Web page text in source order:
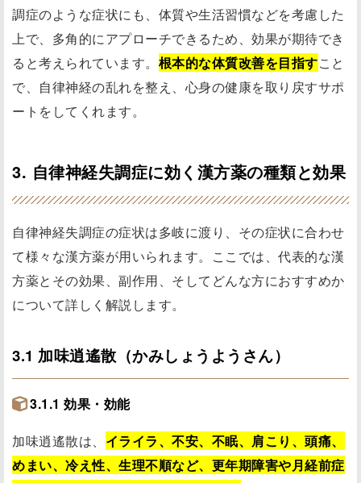
調症のような症状にも、体質や生活習慣などを考慮した
上で、多角的にアプローチできるため、効果が期待でき
ると考えられています。 根本的な体質改善を目指すこと
で、自律神経の乱れを整え、心身の健康を取り戻すサポ
ートをしてくれます。
3. 自律神経失調症に効く漢方薬の種類と効果
自律神経失調症の症状は多岐に渡り、その症状に合わせ
て様々な漢方薬が用いられます。ここでは、代表的な漢
方薬とその効果、副作用、そしてどんな方におすすめか
について詳しく解説します。
3.1 加味逍遙散（かみしょうようさん）
3.1.1 効果・効能
加味逍遙散は、 イライラ、不安、不眠、肩こり、頭痛、
めまい、冷え性、生理不順など、更年期障害や月経前症